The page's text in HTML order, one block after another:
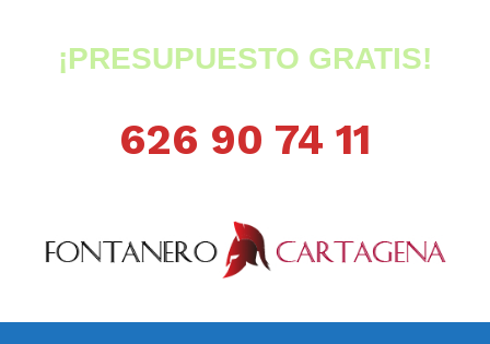
contenido¡PRESUPUESTO GRATIS!
626 90 74 11